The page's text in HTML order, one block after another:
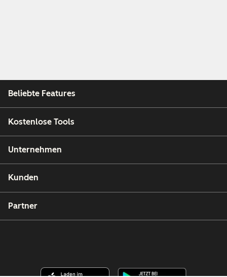
Beliebte Features
Kostenlose Tools
Unternehmen
Kunden
Partner